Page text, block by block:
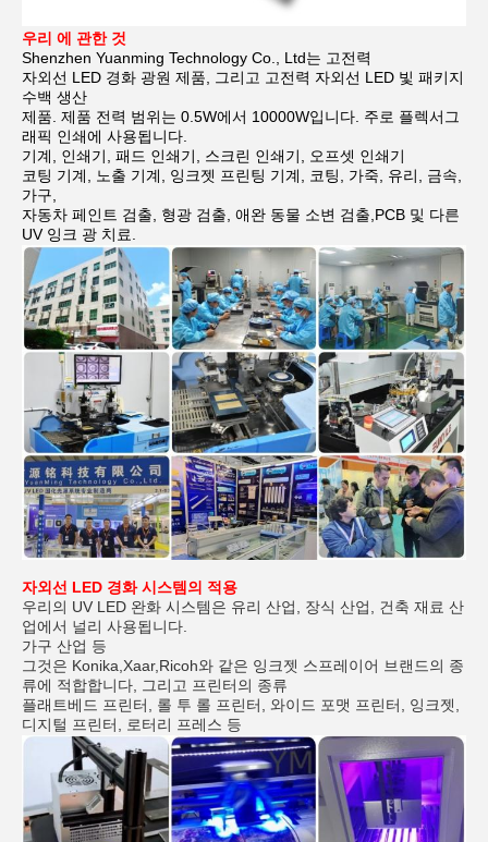
우리 에 관한 것
Shenzhen Yuanming Technology Co., Ltd는 고전력
자외선 LED 경화 광원 제품, 그리고 고전력 자외선 LED 빛 패키지
수백 생산
제품. 제품 전력 범위는 0.5W에서 10000W입니다. 주로 플렉서그
래픽 인쇄에 사용됩니다.
기계, 인쇄기, 패드 인쇄기, 스크린 인쇄기, 오프셋 인쇄기
코팅 기계, 노출 기계, 잉크젯 프린팅 기계, 코팅, 가죽, 유리, 금속,
가구,
자동차 페인트 검출, 형광 검출, 애완 동물 소변 검출,PCB 및 다른
UV 잉크 광 치료.
자외선 LED 경화 시스템의 적용
우리의 UV LED 완화 시스템은 유리 산업, 장식 산업, 건축 재료 산
업에서 널리 사용됩니다.
가구 산업 등
그것은 Konika,Xaar,Ricoh와 같은 잉크젯 스프레이어 브랜드의 종
류에 적합합니다, 그리고 프린터의 종류
플래트베드 프린터, 롤 투 롤 프린터, 와이드 포맷 프린터, 잉크젯,
디지털 프린터, 로터리 프레스 등